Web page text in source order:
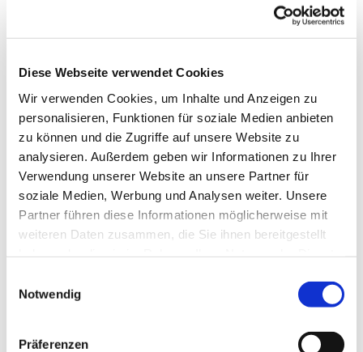
Diese Webseite verwendet Cookies
Wir verwenden Cookies, um Inhalte und Anzeigen zu
personalisieren, Funktionen für soziale Medien anbieten
zu können und die Zugriffe auf unsere Website zu
analysieren. Außerdem geben wir Informationen zu Ihrer
Verwendung unserer Website an unsere Partner für
soziale Medien, Werbung und Analysen weiter. Unsere
Partner führen diese Informationen möglicherweise mit
weiteren Daten zusammen, die Sie ihnen bereitgestellt
Notwendig
Präferenzen
Programm "Fit für 100", welche in der Grundform
jeden Montag 15:00 bis 17:00 Uhr,
wöchentlich,
im Dietrich-Bonhoeffer-Haus
Eine Anmeldung ist nicht erforderlich.
Weitere Informationen zum Training erhalten Sie
bei Herr Borgstedt Tel.: 0175 / 43 21 85 5